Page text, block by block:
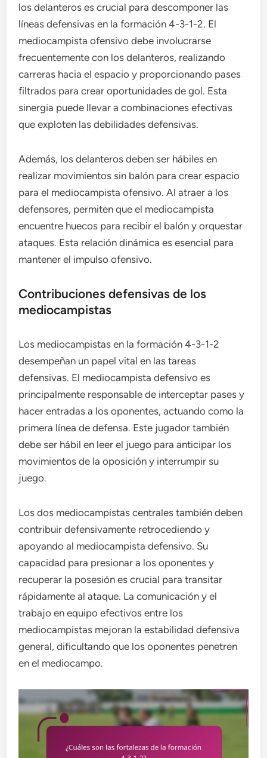
los delanteros es crucial para descomponer las
líneas defensivas en la formación 4-3-1-2. El
mediocampista ofensivo debe involucrarse
frecuentemente con los delanteros, realizando
carreras hacia el espacio y proporcionando pases
filtrados para crear oportunidades de gol. Esta
sinergia puede llevar a combinaciones efectivas
que exploten las debilidades defensivas.
Además, los delanteros deben ser hábiles en
realizar movimientos sin balón para crear espacio
para el mediocampista ofensivo. Al atraer a los
defensores, permiten que el mediocampista
encuentre huecos para recibir el balón y orquestar
ataques. Esta relación dinámica es esencial para
mantener el impulso ofensivo.
Contribuciones defensivas de los
mediocampistas
Los mediocampistas en la formación 4-3-1-2
desempeñan un papel vital en las tareas
defensivas. El mediocampista defensivo es
principalmente responsable de interceptar pases y
hacer entradas a los oponentes, actuando como la
primera línea de defensa. Este jugador también
debe ser hábil en leer el juego para anticipar los
movimientos de la oposición y interrumpir su
juego.
Los dos mediocampistas centrales también deben
contribuir defensivamente retrocediendo y
apoyando al mediocampista defensivo. Su
capacidad para presionar a los oponentes y
recuperar la posesión es crucial para transitar
rápidamente al ataque. La comunicación y el
trabajo en equipo efectivos entre los
mediocampistas mejoran la estabilidad defensiva
general, dificultando que los oponentes penetren
en el mediocampo.